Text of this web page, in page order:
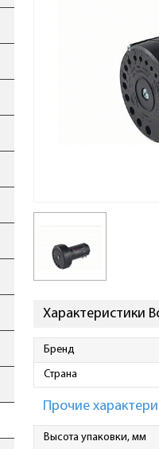
Характеристики
Бренд
Страна
Прочие
Высота упаковки, мм